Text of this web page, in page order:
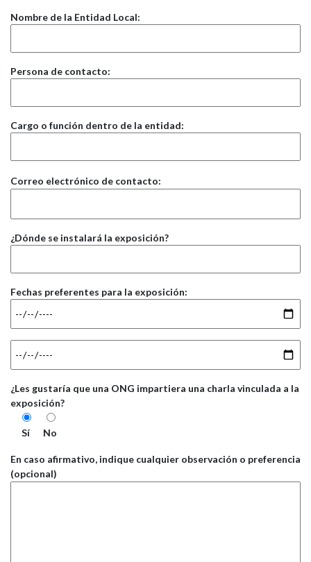
Nombre de la Entidad Local:
Persona de contacto:
Cargo o función dentro de la entidad:
Correo electrónico de contacto:
¿Dónde se instalará la exposición?
Fechas preferentes para la exposición:
¿Les gustaría que una ONG impartiera una charla vinculada a la
exposición?
Sí No
En caso afirmativo, indique cualquier observación o preferencia
(opcional)